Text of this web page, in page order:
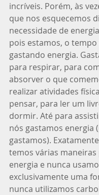
incríveis. Porém, às
que nos esquecemos
necessidade de
pois estamos, o
gastando energia.
para respirar, para
absorver o que
realizar atividades
pensar, para ler um
dormir. Até para
nós gastamos energia
gastamos).
temos várias
energia e nunca
exclusivamente uma
nunca utilizamos